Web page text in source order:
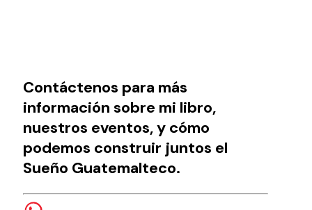
Contáctenos para más
información sobre mi libro,
nuestros eventos, y cómo
podemos construir juntos el
Sueño Guatemalteco.